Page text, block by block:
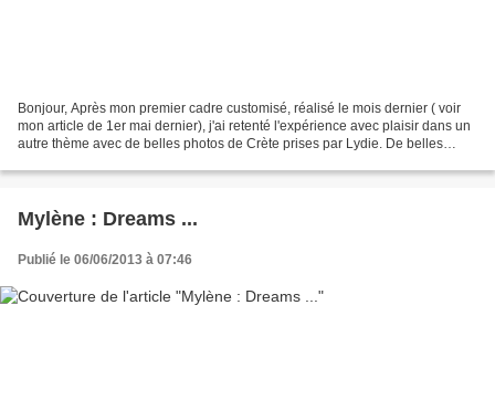
Bonjour, Après mon premier cadre customisé, réalisé le mois dernier ( voir
mon article de 1er mai dernier), j'ai retenté l'expérience avec plaisir dans un
autre thème avec de belles photos de Crète prises par Lydie. De belles
Mylène : Dreams ...
Publié le 06/06/2013 à 07:46